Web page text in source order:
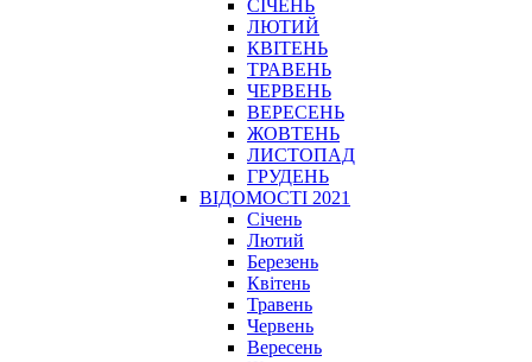
СІЧЕНЬ
ЛЮТИЙ
КВІТЕНЬ
ТРАВЕНЬ
ЧЕРВЕНЬ
ВЕРЕСЕНЬ
ЖОВТЕНЬ
ЛИСТОПАД
ГРУДЕНЬ
ВІДОМОСТІ 2021
Січень
Лютий
Березень
Квітень
Травень
Червень
Вересень